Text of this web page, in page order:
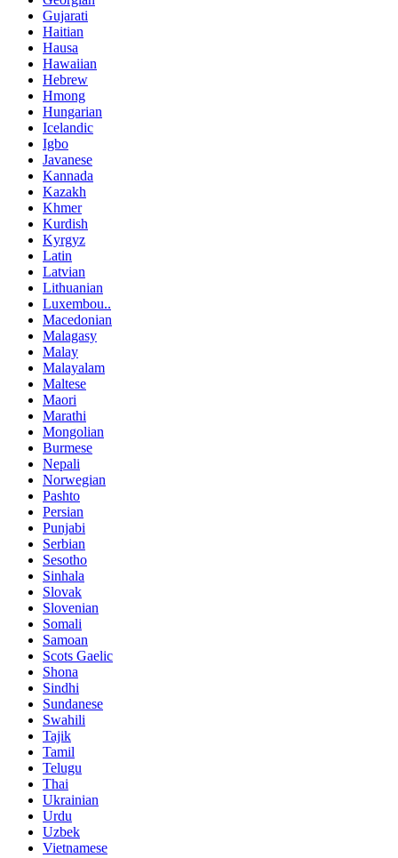
Gujarati
Haitian
Hausa
Hawaiian
Hebrew
Hmong
Hungarian
Icelandic
Igbo
Javanese
Kannada
Kazakh
Khmer
Kurdish
Kyrgyz
Latin
Latvian
Lithuanian
Luxembou..
Macedonian
Malagasy
Malay
Malayalam
Maltese
Maori
Marathi
Mongolian
Burmese
Nepali
Norwegian
Pashto
Persian
Punjabi
Serbian
Sesotho
Sinhala
Slovak
Slovenian
Somali
Samoan
Scots Gaelic
Shona
Sindhi
Sundanese
Swahili
Tajik
Tamil
Telugu
Thai
Ukrainian
Urdu
Uzbek
Vietnamese